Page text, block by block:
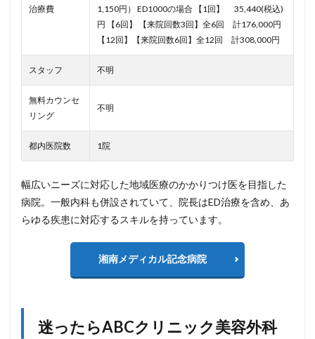
治療費 1,150円） ED1000の場合
【1回】 35,440(税込)
円
【6回】 【来院回数3回】全6回 計176,000円
【12回】【来院回数6回】全12回 計308,000円
スタッフ 不明
無料カウンセ
リング
不明
都内医院数 1院
幅広いニーズに対応した地域医療のかかりつけ医を目指した
病院。一般内科も併設されていて、院長はED治療を含め、あ
らゆる疾患に対応するスキルを持っています。
湘南メディカル記念病院
迷ったらABCクリニック美容外科